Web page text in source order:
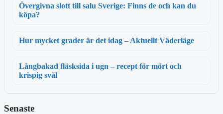
Övergivna slott till salu Sverige: Finns de och kan du
köpa?
Hur mycket grader är det idag – Aktuellt Väderläge
Långbakad fläsksida i ugn – recept för mört och
krispig svål
Senaste